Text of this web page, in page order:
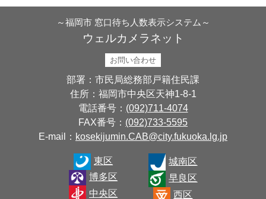
～福岡市 窓口待ち人数表示システム～
ウェルカメラネット
お問い合わせ
部署：市民局総務部戸籍住民課
住所：福岡市中央区天神1-8-1
電話番号： (092)711-4074
FAX番号： (092)733-5595
E-mail： kosekijumin.CAB@city.fukuoka.lg.jp
東区
博多区
中央区
城南区
早良区
西区